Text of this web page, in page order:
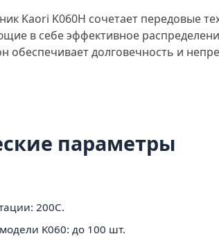
Kaori K060H сочетает передовые
в себе эффективное
обеспечивает долговечность и
параметры
200C.
K060: до 100 шт.